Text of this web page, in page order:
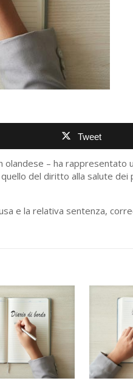
Tweet
olandese – ha rappresentato
del diritto alla salute dei
e la relativa sentenza,